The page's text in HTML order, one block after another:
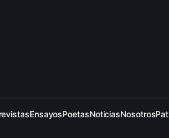
EnsayosPoetasNoticiasNosotros